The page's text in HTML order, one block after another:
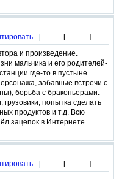
| [
]
и произведение.
мальчика и его родителей-
где-то в пустыне.
забавные встречи с
борьба с браконьерами.
грузовики, попытка сделать
продуктов и т.д. Всю
зацепок в Интернете.
| [ ]